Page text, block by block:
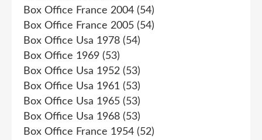
Box Office France 2004 (54)
Box Office France 2005 (54)
Box Office Usa 1978 (54)
Box Office 1969 (53)
Box Office Usa 1952 (53)
Box Office Usa 1961 (53)
Box Office Usa 1965 (53)
Box Office Usa 1968 (53)
Box Office France 1954 (52)